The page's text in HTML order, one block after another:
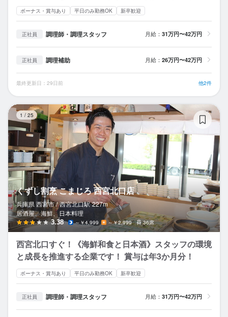
ボーナス・賞与あり 平日のみ勤務OK 新卒歓迎
正社員 調理師・調理スタッフ 月給： 31万円〜42万円
正社員 調理補助 月給： 26万円〜42万円
最終更新日：29日前 他2件
1 / 25
くずし割烹 こまじろ 西宮北口店
兵庫県 西宮市 / 西宮北口駅 227m
居酒屋、海鮮、日本料理
3.38 ～￥4,999 ～￥2,999 36席
西宮北口すぐ！《海鮮和食と日本酒》スタッフの環境
と成長を推進する企業です！ 賞与は年3か月分！
ボーナス・賞与あり 平日のみ勤務OK 新卒歓迎
正社員 調理師・調理スタッフ 月給： 31万円〜42万円